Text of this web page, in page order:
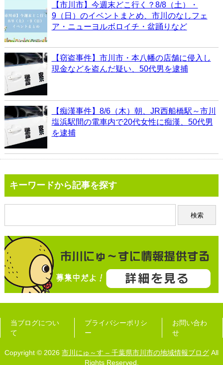
【市川市】今週末どこ行く？8/8（土）・
9（日）のイベントまとめ、市川のなしフェ
ア・ニューヨルボロイチ・盆踊りなど
【窃盗事件】市川市・本八幡の店舗に侵入し
現金などを盗んだ疑い、50代男を逮捕
【痴漢事件】8/6（木）朝、JR西船橋駅～市川
塩浜駅間の電車内で20代女性に痴漢、50代男
を逮捕
キーワードから記事を探す
当ブログについ
て
プライバシーポリシ
ー
お問い合わ
せ
Copyright © 2026 市川にゅ～す – 千葉県市川市の地域情報ブログ All
Rights Reserved.